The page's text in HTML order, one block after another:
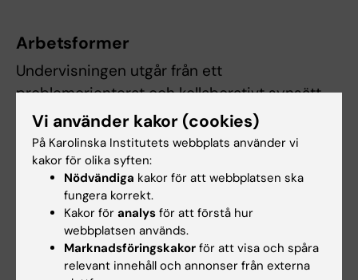
Arbetsformer
Undervisningen utgår från ett
problemorienterat och kollaborativt synsätt
på lärande där arbetsformerna ger
förutsättning för att deltagaren aktivt tar
ansvar för sitt lärande. De arbetsformer som
används är introduktionsföreläsningar och
studentaktiverande undervisning (enskilt och
i grupp).
För egna studier och arbete i grupp kommer
Vi använder kakor (cookies)
På Karolinska Institutets webbplats använder vi
kakor för olika syften:
Nödvändiga kakor för att webbplatsen ska
fungera korrekt.
Kakor för analys för att förstå hur
webbplatsen används.
Marknadsföringskakor för att visa och spåra
relevant innehåll och annonser från externa